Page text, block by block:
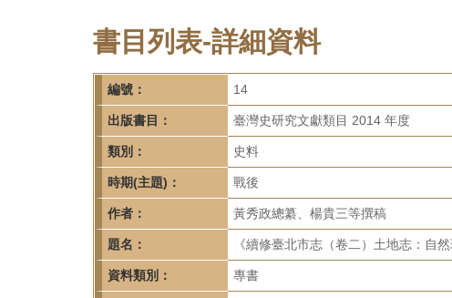
史
研
究
所-
首
頁
書目列表-詳細資料
編號： 14
出版書目： 臺灣史研究文獻類目 2014 年度
類別： 史料
時期(主題)： 戰後
作者： 黃秀政總纂、楊貴三等撰稿
題名： 《續修臺北市志（卷二）土地志：自
資料類別： 專書